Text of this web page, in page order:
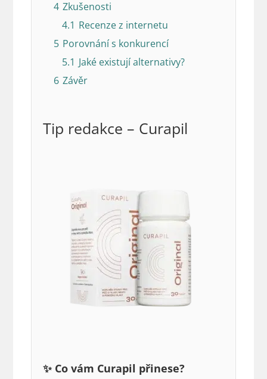
4 Zkušenosti
4.1 Recenze z internetu
5 Porovnání s konkurencí
5.1 Jaké existují alternativy?
6 Závěr
Tip redakce – Curapil
✨ Co vám Curapil přinese?